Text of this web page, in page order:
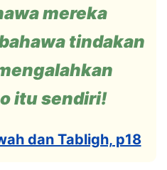
mereka
tindakan
itu sendiri!
dan Tabligh, p18